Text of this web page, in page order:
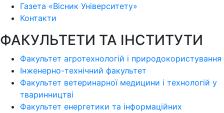
Газета «Вісник Університету»
Контакти
ФАКУЛЬТЕТИ ТА ІНСТИТУТИ
Факультет агротехнологій і природокористування
Інженерно-технічний факультет
Факультет ветеринарної медицини і технологій у
тваринництві
Факультет енергетики та інформаційних